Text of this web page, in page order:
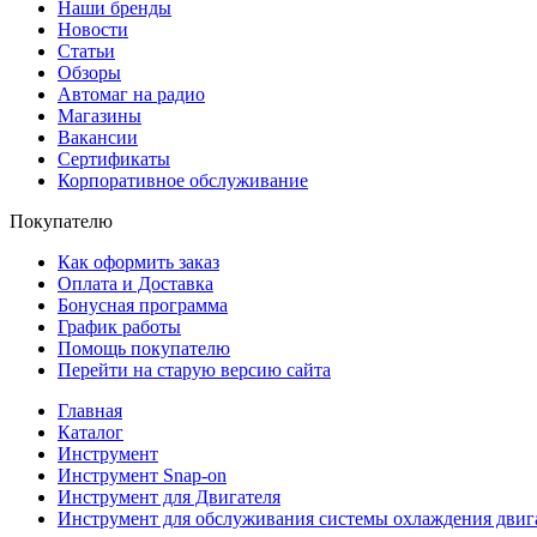
Наши бренды
Новости
Статьи
Обзоры
Автомаг на радио
Магазины
Вакансии
Сертификаты
Корпоративное обслуживание
Покупателю
Как оформить заказ
Оплата и Доставка
Бонусная программа
График работы
Помощь покупателю
Перейти на старую версию сайта
Главная
Каталог
Инструмент
Инструмент Snap-on
Инструмент для Двигателя
Инструмент для обслуживания системы охлаждения